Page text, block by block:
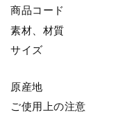
商品コード
素材、材質
サイズ
原産地
ご使用上の注意